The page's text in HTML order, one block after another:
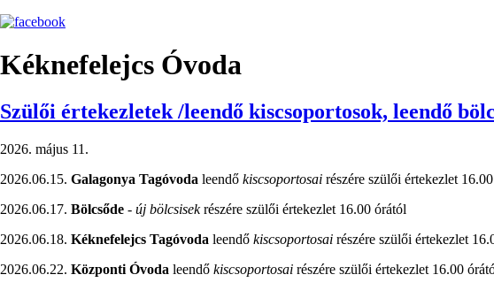
Kéknefelejcs Óvoda
Szülői értekezletek /leendő kiscsoportosok, leendő
2026. május 11.
2026.06.15. Galagonya Tagóvoda leendő kiscsoportosai részére szülői értekezlet
2026.06.17. Bölcsőde - új bölcsisekrészére szülői értekezlet 16.00 órától
2026.06.18. Kéknefelejcs Tagóvoda leendő kiscsoportosai részére szülői értekezlet
2026.06.22. Központi Óvoda leendő kiscsoportosai részére szülői értekezlet 16.00